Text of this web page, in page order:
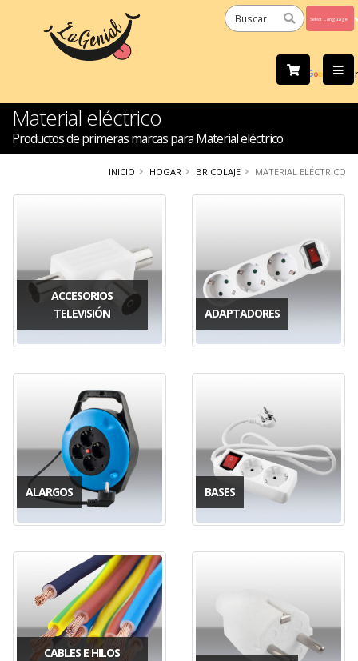
by
Material eléctrico
Productos de primeras marcas para Material eléctrico
INICIO HOGAR BRICOLAJE MATERIAL ELÉCTRICO
ACCESORIOS
TELEVISIÓN
ADAPTADORES
ALARGOS BASES
CABLES E HILOS